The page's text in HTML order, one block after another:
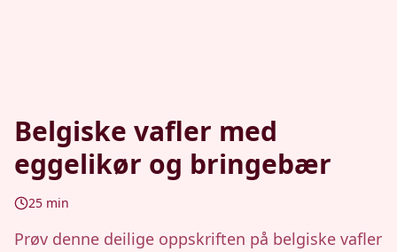
Belgiske vafler med
eggelikør og bringebær
25 min
Prøv denne deilige oppskriften på belgiske vafler